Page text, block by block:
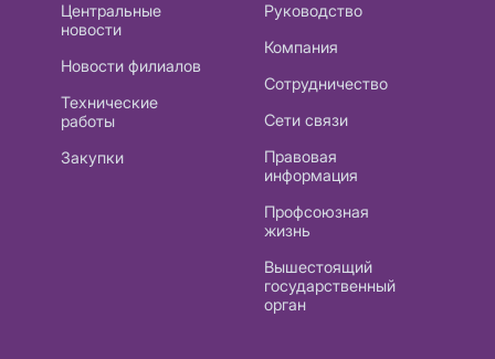
Центральные
новости
Новости филиалов
Технические
работы
Закупки
Руководство
Компания
Сотрудничество
Сети связи
Правовая
информация
Профсоюзная
жизнь
Вышестоящий
государственный
орган